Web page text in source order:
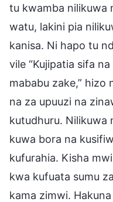
tu kwamba nilikuwa
watu, lakini pia
kanisa. Ni hapo tu
vile “Kujipatia sifa
mababu zake,” hizo
na za upuuzi na
kutudhuru. Nilikuwa
kuwa bora na
kufurahia. Kisha
kwa kufuata sumu
kama zimwi.